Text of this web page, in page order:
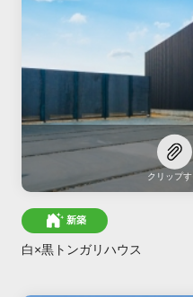
クリップす
新築
白×黒トンガリハウス